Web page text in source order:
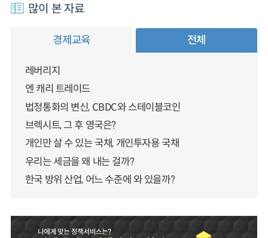
많이 본 자료
경제교육 전체
레버리지
엔 캐리 트레이드
법정통화의 변신, CBDC와 스테이블코인
브렉시트, 그 후 영국은?
개인만 살 수 있는 국채, 개인투자용 국채
우리는 세금을 왜 내는 걸까?
한국 방위 산업, 어느 수준에 와 있을까?